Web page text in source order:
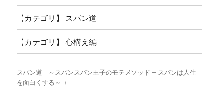
【カテゴリ】 スパン道
【カテゴリ】 心構え編
スパン道 ～スパンスパン王子のモテメソッド – スパンは人生
を面白くする～